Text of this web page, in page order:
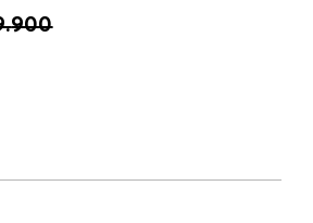
.900